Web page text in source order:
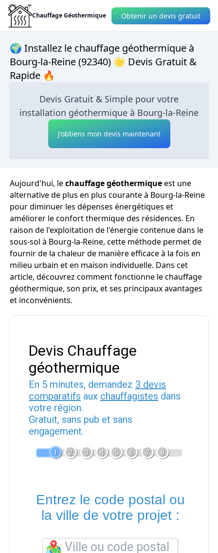
Chauffage Géothermique Obtenir un devis gratuit
🌍 Installez le chauffage géothermique à
Bourg-la-Reine (92340) 🌟 Devis Gratuit &
Rapide 🔥
Devis Gratuit & Simple pour votre
installation géothermique à Bourg-la-Reine
J'obtiens mon devis maintenant
Aujourd'hui, lechauffage géothermiqueest une
alternative de plus en plus courante à Bourg-la-Reine
pour diminuer les dépenses énergétiques et
améliorer le confort thermique des résidences. En
raison de l'exploitation de l'énergie contenue dans le
sous-sol à Bourg-la-Reine, cette méthode permet de
fournir de la chaleur de manière efficace à la fois en
milieu urbain et en maison individuelle. Dans cet
article, découvrez comment fonctionne le chauffage
géothermique, son prix, et ses principaux avantages
et inconvénients.
Devis Chauffage
géothermique
En 5 minutes, demandez 3 devis
comparatifs aux chauffagistes dans
votre région.
Gratuit, sans pub et sans
engagement.
1 2 3 4 5 6 7 8
Entrez le code postal ou
la ville de votre projet :